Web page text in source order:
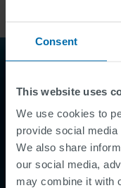
Consent
This website uses
We use cookies to
provide social
We also share
our social media,
may combine it with